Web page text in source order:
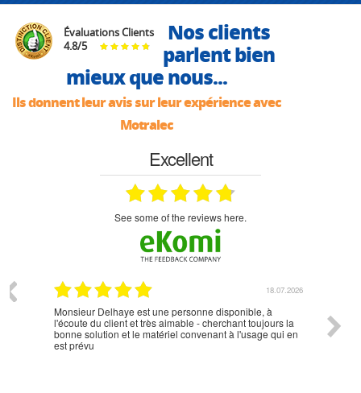
Évaluations Clients
4.8/5
Nos clients
parlent bien
mieux que nous...
Ils donnent leur avis sur leur expérience avec
Motralec
Excellent
see some of the reviews here.
18.07.2026
Monsieur Delhaye est une personne disponible, à
l'écoute du client et très aimable - cherchant toujours la
bonne solution et le matériel convenant à l'usage qui en
est prévu